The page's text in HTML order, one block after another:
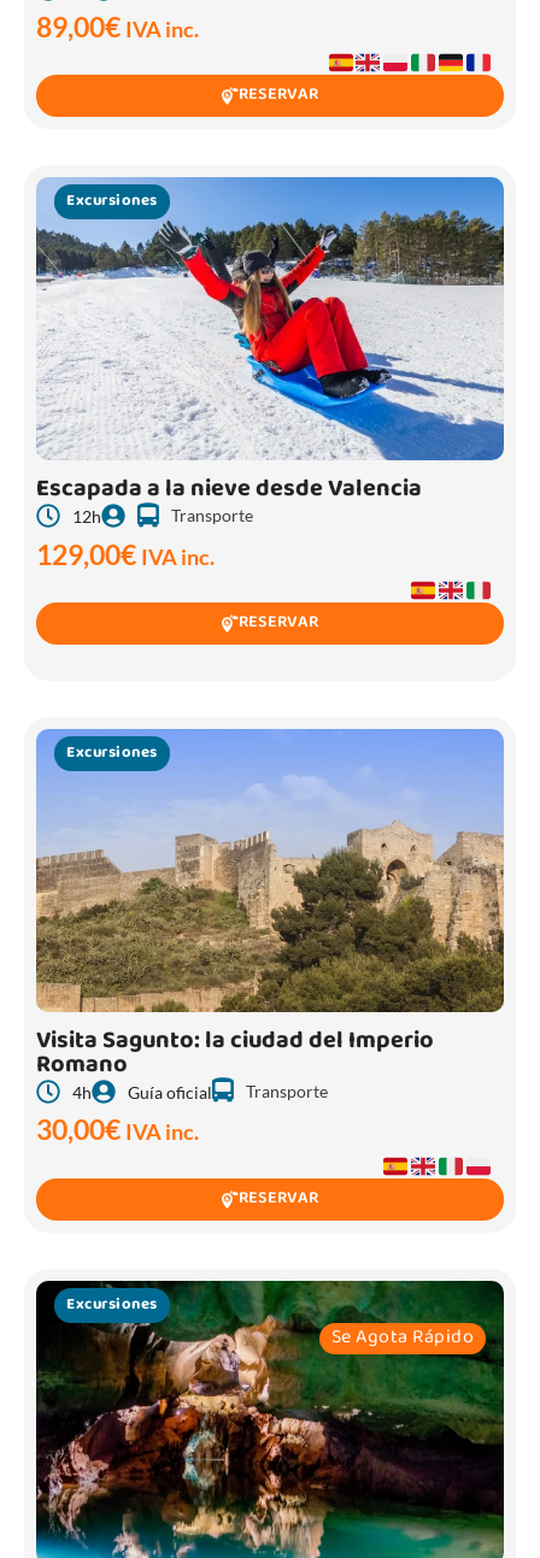
89,00€ IVA inc.
RESERVAR
Excursiones
Escapada a la nieve desde Valencia
12h Transporte
129,00€ IVA inc.
RESERVAR
Excursiones
Visita Sagunto: la ciudad del Imperio
Romano
4h Guía oficial Transporte
30,00€ IVA inc.
RESERVAR
Excursiones
Se Agota Rápido